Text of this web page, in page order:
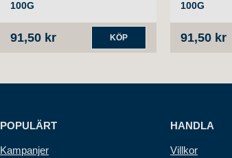
100G
91,50 kr KÖP
100G
91,50 kr
POPULÄRT
Kampanjer
HANDLA
Villkor